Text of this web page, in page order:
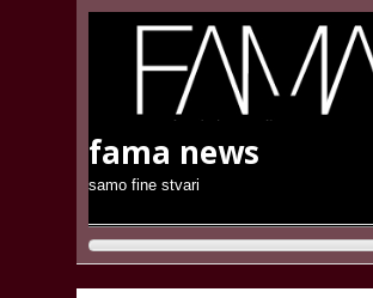
fama news
samo fine stvari